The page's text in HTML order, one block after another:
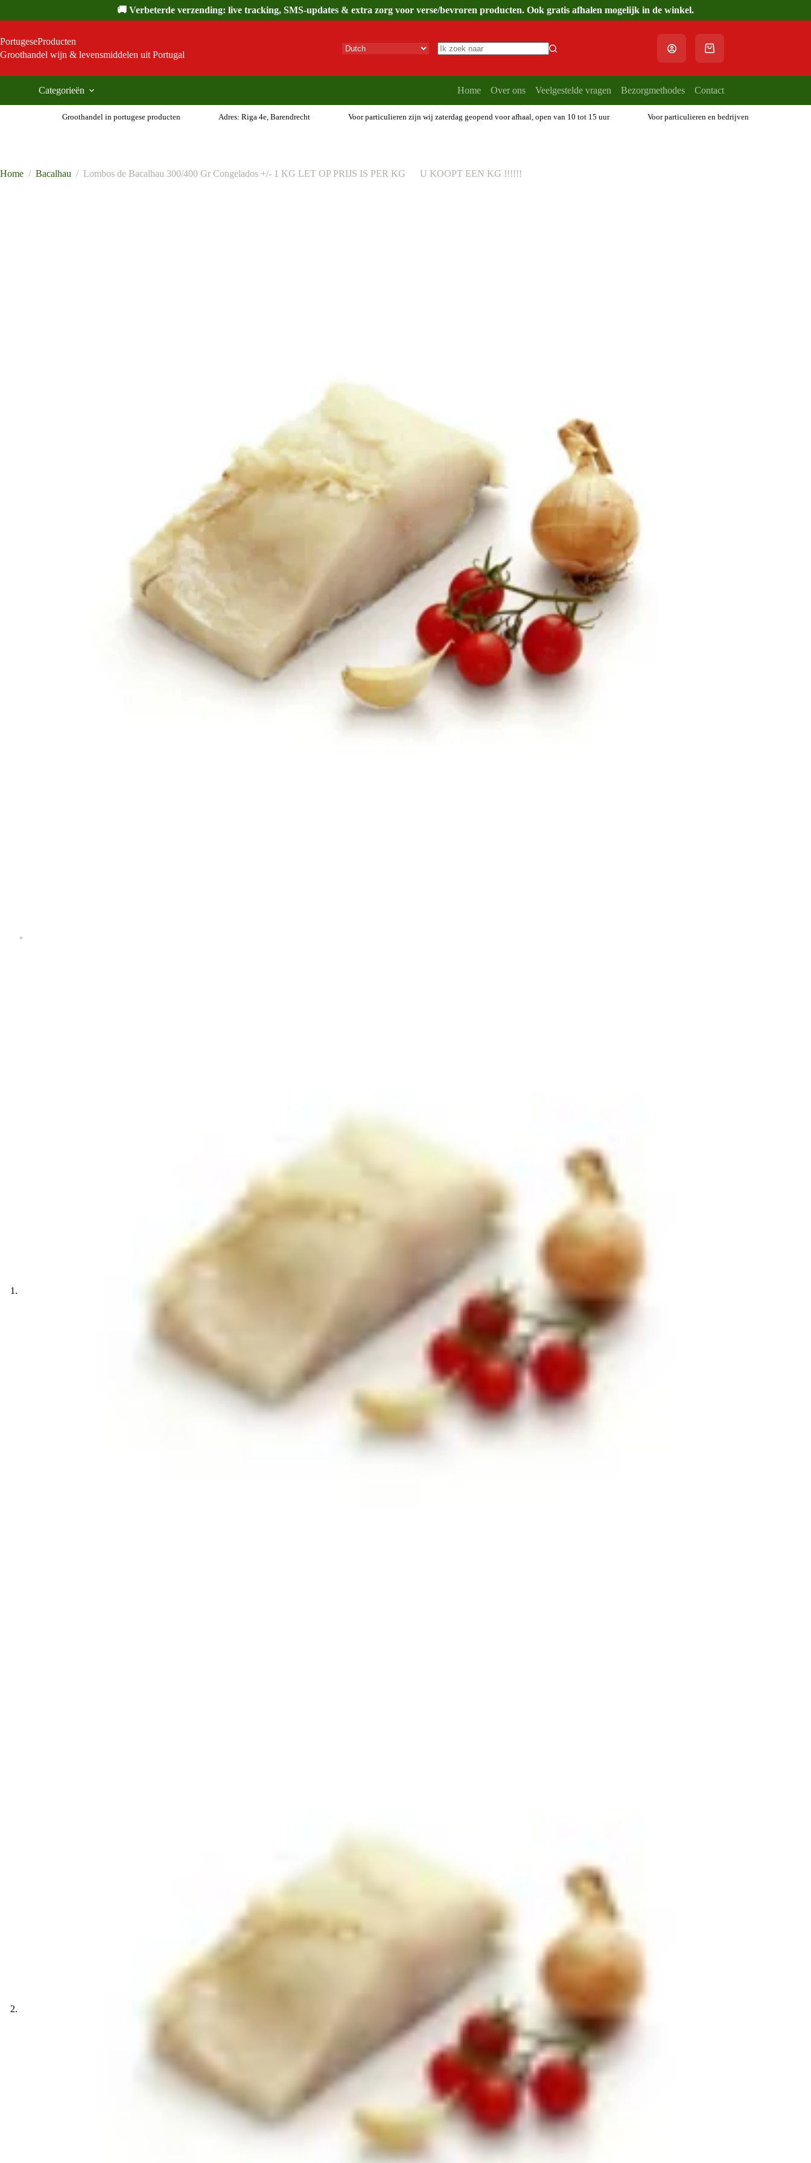
inhoud
🚚 Verbeterde verzending: live tracking, SMS-updates & extra zorg voor verse/bevroren producten. Ook gratis afhalen mogelijk in de winkel.
PortugeseProducten
Groothandel wijn & levensmiddelen uit Portugal
Winkelwagen
Categorieën Home Over ons Veelgestelde vragen Bezorgmethodes Contact
Groothandel in portugese producten Adres: Riga 4e, Barendrecht Voor particulieren zijn wij zaterdag geopend voor afhaal, open van 10 tot 15 uur Voor particulieren en bedrijven
Home / Bacalhau / Lombos de Bacalhau 300/400 Gr Congelados +/- 1 KG LET OP PRIJS IS PER KG U KOOPT EEN KG !!!!!!